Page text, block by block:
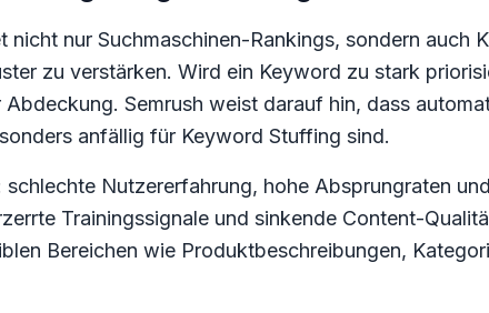
nicht nur Suchmaschinen-Rankings, sondern auch
zu verstärken. Wird ein Keyword zu stark
Semrush weist darauf hin, dass
anfällig für Keyword Stuffing sind.
schlechte Nutzererfahrung, hohe Absprungraten
Trainingssignale und sinkende Content-
Bereichen wie Produktbeschreibungen,